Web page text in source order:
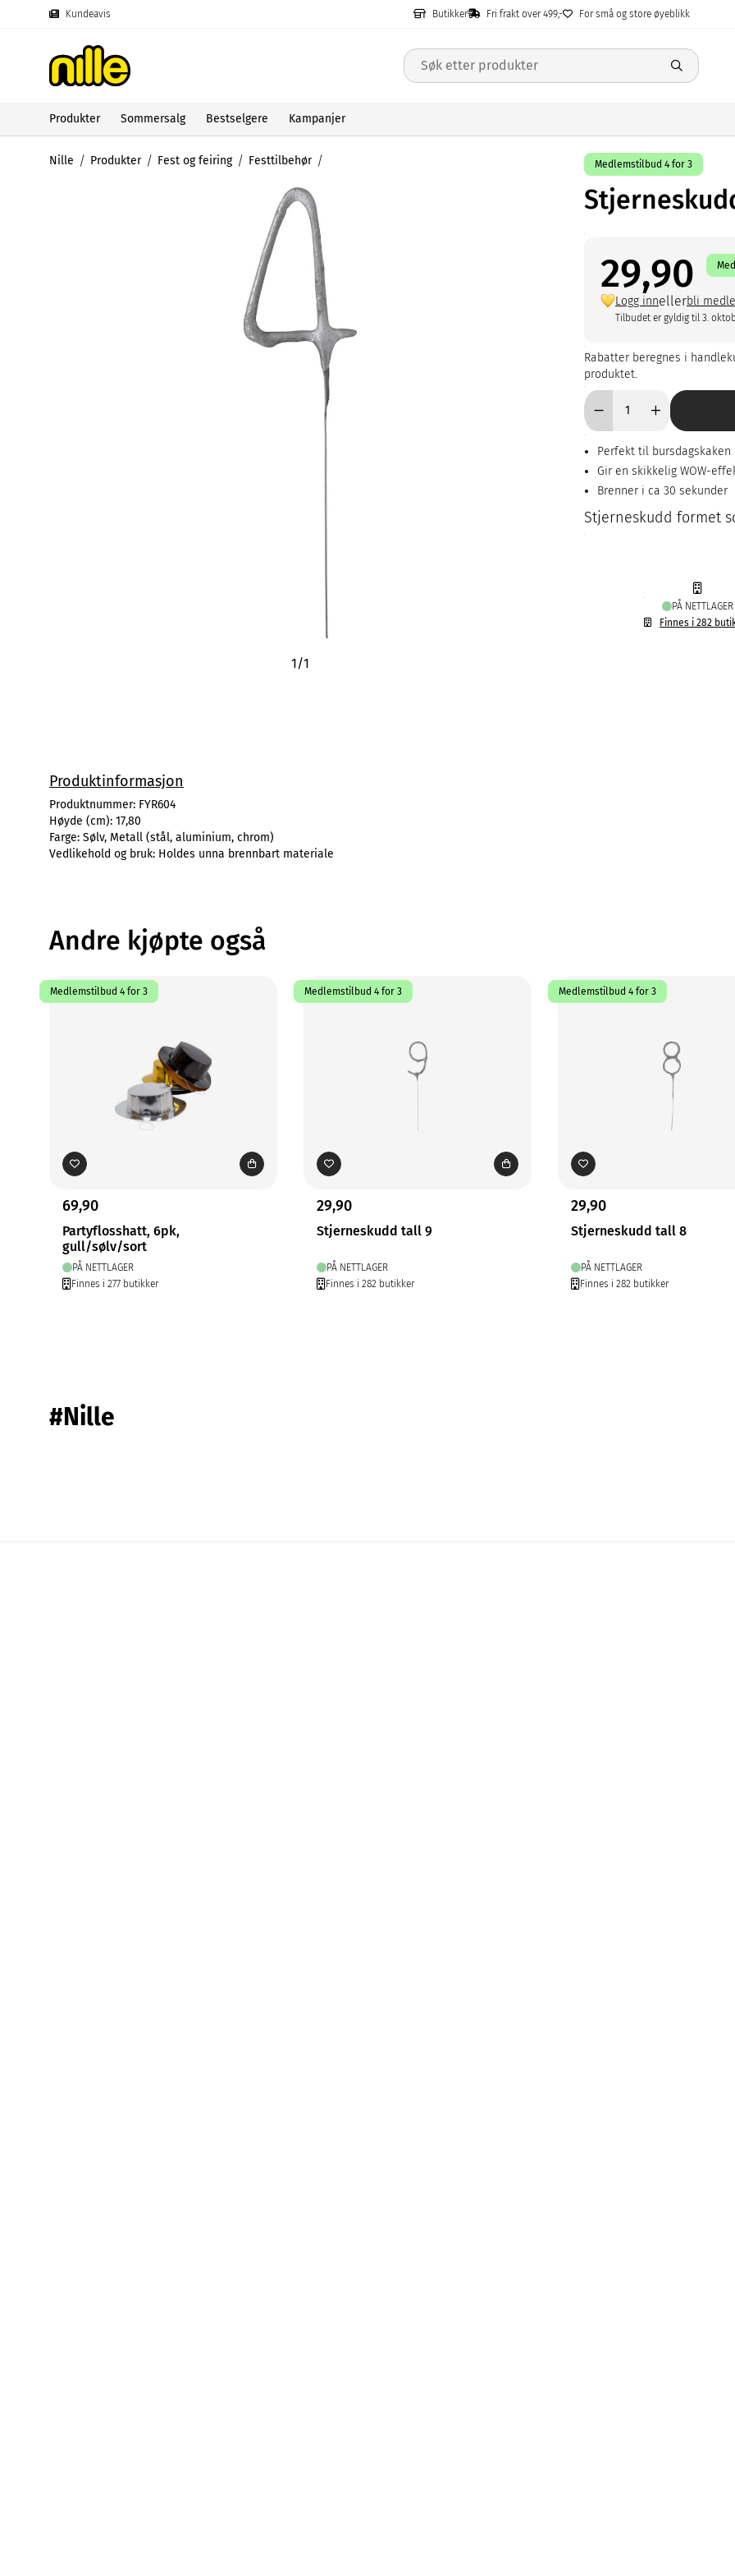
Kundeavis Butikker Fri frakt over 499,- For små og store øyeblikk
Produkter Sommersalg Bestselgere Kampanjer
Nille Produkter Fest og feiring Festtilbehør
1/1
Medlemstilbud 4 for 3
29,90
Logg innellerbli
Tilbudet er gyldig til 3.
Rabatter beregnes i
produktet.
Perfekt til
Gir en skikkelig WOW-
Brenner i ca 30 sekunder
Stjerneskudd formet
PÅ NETTLAGER
Finnes i 282
Produktinformasjon
Produktnummer: FYR604
Høyde (cm): 17,80
Farge: Sølv, Metall (stål, aluminium, chrom)
Vedlikehold og bruk: Holdes unna brennbart materiale
Andre kjøpte også
Medlemstilbud 4 for 3
69,90
Partyflosshatt, 6pk,
gull/sølv/sort
PÅ NETTLAGER
Finnes i 277 butikker
Medlemstilbud 4 for 3
29,90
Stjerneskudd tall 9
PÅ NETTLAGER
Finnes i 282 butikker
Medlemstilbud 4 for 3
29,90
Stjerneskudd tall 8
PÅ NETTLAGER
Finnes i 282 butikker
#Nille